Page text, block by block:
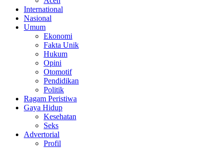
International
Nasional
Umum
Ekonomi
Fakta Unik
Hukum
Opini
Otomotif
Pendidikan
Politik
Ragam Peristiwa
Gaya Hidup
Kesehatan
Seks
Advertorial
Profil